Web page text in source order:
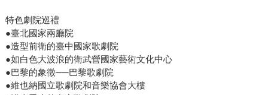
特色劇院巡禮
●臺北國家兩廳院
●造型前衛的臺中國家歌劇院
●如白色大波浪的衛武營國家藝術文化中心
●巴黎的象徵──巴黎歌劇院
●維也納國立歌劇院和音樂協會大樓